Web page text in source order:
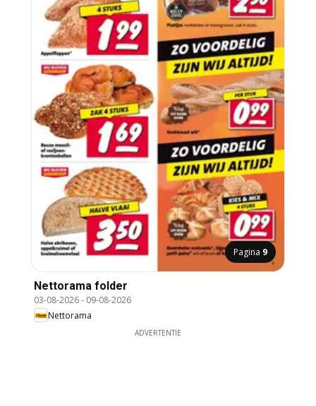
Pagina 9
Nettorama folder
03-08-2026- 09-08-2026
Nettorama
ADVERTENTIE